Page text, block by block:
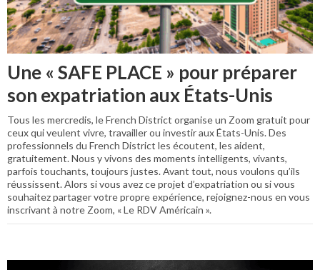
Une « SAFE PLACE » pour préparer
son expatriation aux États-Unis
Tous les mercredis, le French District organise un Zoom gratuit pour
ceux qui veulent vivre, travailler ou investir aux États-Unis. Des
professionnels du French District les écoutent, les aident,
gratuitement. Nous y vivons des moments intelligents, vivants,
parfois touchants, toujours justes. Avant tout, nous voulons qu’ils
réussissent. Alors si vous avez ce projet d’expatriation ou si vous
souhaitez partager votre propre expérience, rejoignez-nous en vous
inscrivant à notre Zoom, « Le RDV Américain ».